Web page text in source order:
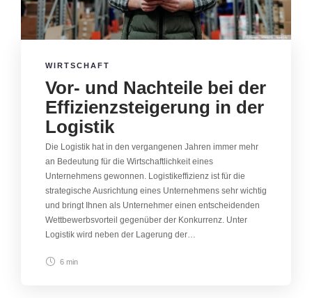
WIRTSCHAFT
Vor- und Nachteile bei der
Effizienzsteigerung in der
Logistik
Die Logistik hat in den vergangenen Jahren immer mehr
an Bedeutung für die Wirtschaftlichkeit eines
Unternehmens gewonnen. Logistikeffizienz ist für die
strategische Ausrichtung eines Unternehmens sehr wichtig
und bringt Ihnen als Unternehmer einen entscheidenden
Wettbewerbsvorteil gegenüber der Konkurrenz. Unter
Logistik wird neben der Lagerung der…
6 min